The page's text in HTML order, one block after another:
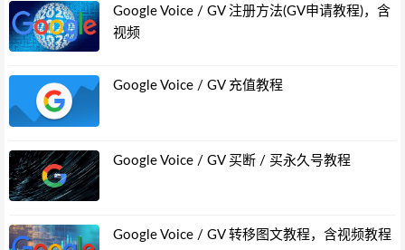
Google Voice / GV 注册方法(GV申请教程)，含
视频
Google Voice / GV 充值教程
Google Voice / GV 买断 / 买永久号教程
Google Voice / GV 转移图文教程，含视频教程